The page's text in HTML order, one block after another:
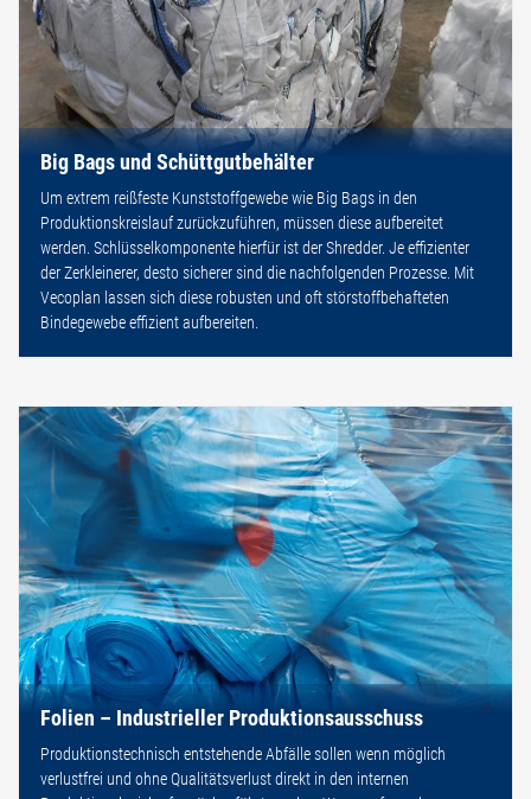
Big Bags und Schüttgutbehälter
Um extrem reißfeste Kunststoffgewebe wie Big Bags in den
Produktionskreislauf zurückzuführen, müssen diese aufbereitet
werden. Schlüsselkomponente hierfür ist der Shredder. Je effizienter
der Zerkleinerer, desto sicherer sind die nachfolgenden Prozesse. Mit
Vecoplan lassen sich diese robusten und oft störstoffbehafteten
Bindegewebe effizient aufbereiten.
Folien – Industrieller Produktionsausschuss
Produktionstechnisch entstehende Abfälle sollen wenn möglich
verlustfrei und ohne Qualitätsverlust direkt in den internen